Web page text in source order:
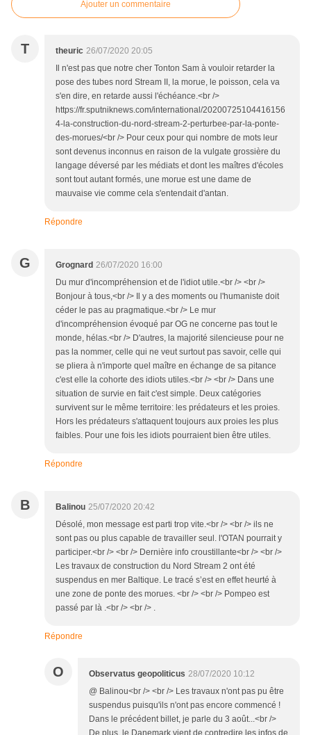
Ajouter un commentaire
T theuric 26/07/2020 20:05
Il n'est pas que notre cher Tonton Sam à vouloir retarder la
pose des tubes nord Stream II, la morue, le poisson, cela va
s'en dire, en retarde aussi l'échéance.<br />
https://fr.sputniknews.com/international/20200725104416156
4-la-construction-du-nord-stream-2-perturbee-par-la-ponte-
des-morues/<br /> Pour ceux pour qui nombre de mots leur
sont devenus inconnus en raison de la vulgate grossière du
langage déversé par les médiats et dont les maîtres d'écoles
sont tout autant formés, une morue est une dame de
mauvaise vie comme cela s'entendait d'antan.
Répondre
G Grognard 26/07/2020 16:00
Du mur d'incompréhension et de l'idiot utile.<br /> <br />
Bonjour à tous,<br /> Il y a des moments ou l'humaniste doit
céder le pas au pragmatique.<br /> Le mur
d'incompréhension évoqué par OG ne concerne pas tout le
monde, hélas.<br /> D'autres, la majorité silencieuse pour ne
pas la nommer, celle qui ne veut surtout pas savoir, celle qui
se pliera à n'importe quel maître en échange de sa pitance
c'est elle la cohorte des idiots utiles.<br /> <br /> Dans une
situation de survie en fait c'est simple. Deux catégories
survivent sur le même territoire: les prédateurs et les proies.
Hors les prédateurs s'attaquent toujours aux proies les plus
faibles. Pour une fois les idiots pourraient bien être utiles.
Répondre
B Balinou 25/07/2020 20:42
Désolé, mon message est parti trop vite.<br /> <br /> ils ne
sont pas ou plus capable de travailler seul. l'OTAN pourrait y
participer.<br /> <br /> Dernière info croustillante<br /> <br />
Les travaux de construction du Nord Stream 2 ont été
suspendus en mer Baltique. Le tracé s’est en effet heurté à
une zone de ponte des morues. <br /> <br /> Pompeo est
passé par là .<br /> <br /> .
Répondre
O Observatus geopoliticus 28/07/2020 10:12
@ Balinou<br /> <br /> Les travaux n'ont pas pu être
suspendus puisqu'ils n'ont pas encore commencé !
Dans le précédent billet, je parle du 3 août...<br />
De plus, le Danemark vient de contredire les infos de